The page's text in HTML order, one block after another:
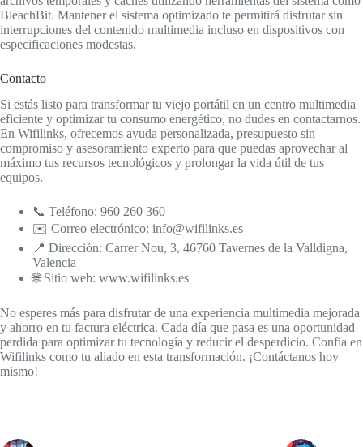
BleachBit. Mantener el sistema optimizado te permitirá disfrutar sin
interrupciones del contenido multimedia incluso en dispositivos con
especificaciones modestas.
Contacto
Si estás listo para transformar tu viejo portátil en un centro multimedia
eficiente y optimizar tu consumo energético, no dudes en contactarnos.
En Wifilinks, ofrecemos ayuda personalizada, presupuesto sin
compromiso y asesoramiento experto para que puedas aprovechar al
máximo tus recursos tecnológicos y prolongar la vida útil de tus
equipos.
📞 Teléfono: 960 260 360
✉️ Correo electrónico: info@wifilinks.es
📍 Dirección: Carrer Nou, 3, 46760 Tavernes de la Valldigna,
Valencia
🌐 Sitio web: www.wifilinks.es
No esperes más para disfrutar de una experiencia multimedia mejorada
y ahorro en tu factura eléctrica. Cada día que pasa es una oportunidad
perdida para optimizar tu tecnología y reducir el desperdicio. Confía en
Wifilinks como tu aliado en esta transformación. ¡Contáctanos hoy
mismo!